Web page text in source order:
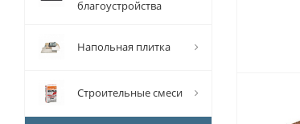
благоустройства
Напольная плитка
Строительные смеси